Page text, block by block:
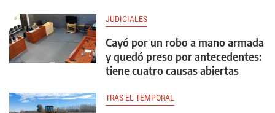
JUDICIALES
Cayó por un robo a mano armada
y quedó preso por antecedentes:
tiene cuatro causas abiertas
TRAS EL TEMPORAL